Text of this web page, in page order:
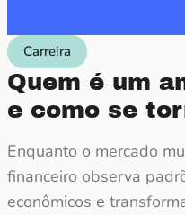
Carreira
Quem é um
e como se
Enquanto o mercado
financeiro observa
econômicos e